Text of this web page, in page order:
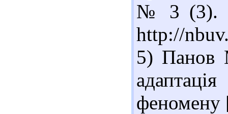
№ 3 (3). -
http://
5) Панов
феномену